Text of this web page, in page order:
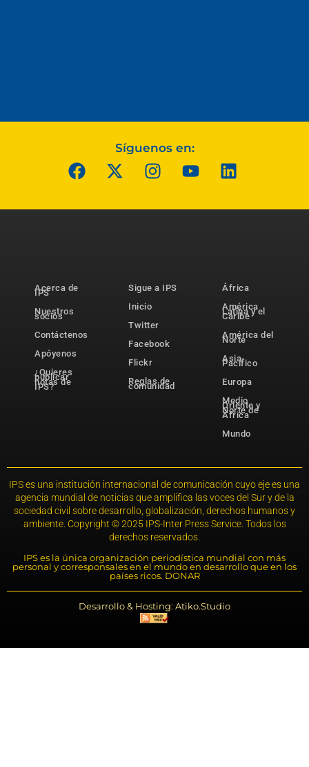
Síguenos en:
Acerca de
IPS
Nuestros
socios
Contáctenos
Apóyenos
¿Quieres
publicar
notas de
IPS?
Sigue a IPS
Inicio
Twitter
Facebook
Flickr
Reglas de
comunidad
África
América
Latina y el
Caribe
América del
Norte
Asia-
Pacífico
Europa
Medio
Oriente y
Norte de
África
Mundo
IPS es una institución internacional de comunicación cuyo eje es una
agencia mundial de noticias que amplifica las voces del Sur y de la
sociedad civil sobre desarrollo, globalización, derechos humanos y
ambiente. Copyright © 2025 IPS-Inter Press Service. Todos los
derechos reservados.
IPS es la única organización periodística mundial con más
personal y corresponsales en el mundo en desarrollo que en los
países ricos. DONAR
Desarrollo & Hosting: Atiko.Studio